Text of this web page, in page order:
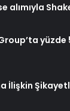
alımıyla
yüzde
İlişkin